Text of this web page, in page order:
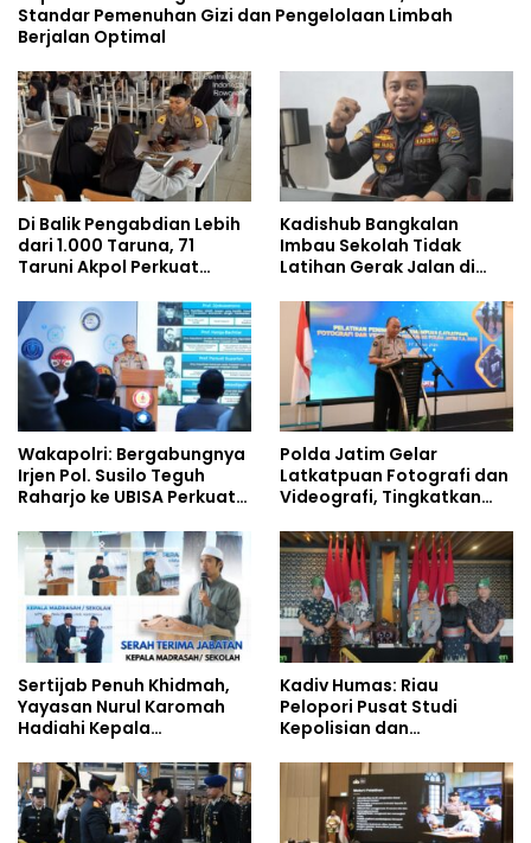
Standar Pemenuhan Gizi dan Pengelolaan Limbah
Berjalan Optimal
Di Balik Pengabdian Lebih
dari 1.000 Taruna, 71
Taruni Akpol Perkuat
Siswa Sekolah Rakyat
Kadishub Bangkalan
Imbau Sekolah Tidak
Latihan Gerak Jalan di
Wakapolri: Bergabungnya
Irjen Pol. Susilo Teguh
Raharjo ke UBISA Perkuat
Studi Kepolisian
Polda Jatim Gelar
Latkatpuan Fotografi dan
Videografi, Tingkatkan
Era Digital
Sertijab Penuh Khidmah,
Yayasan Nurul Karomah
Hadiahi Kepala
Umrah
Kadiv Humas: Riau
Pelopori Pusat Studi
Kepolisian dan
Policing Masuki Babak